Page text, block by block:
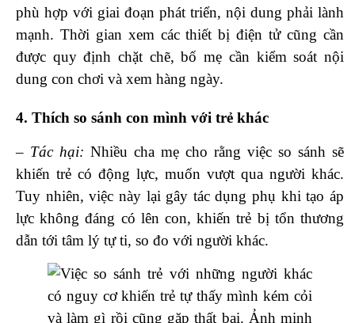
phù hợp với giai đoạn phát triển, nội dung phải lành
mạnh. Thời gian xem các thiết bị điện tử cũng cần
được quy định chặt chẽ, bố mẹ cần kiểm soát nội
dung con chơi và xem hàng ngày.
4. Thích so sánh con mình với trẻ khác
– Tác hại: Nhiều cha mẹ cho rằng việc so sánh sẽ
khiến trẻ có động lực, muốn vượt qua người khác.
Tuy nhiên, việc này lại gây tác dụng phụ khi tạo áp
lực không đáng có lên con, khiến trẻ bị tổn thương
dẫn tới tâm lý tự ti, so đo với người khác.